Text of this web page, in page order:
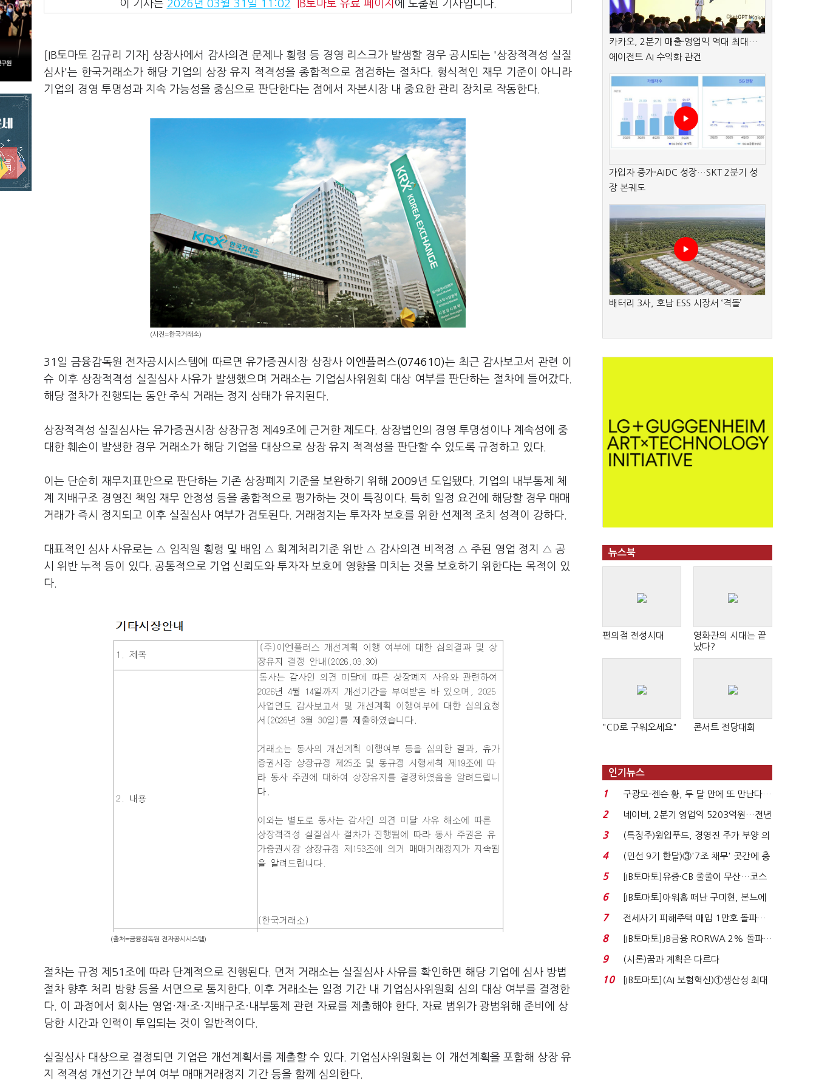
이 기사는 2026년 03월 31일 11:02 IB토마토 유료 페이지 에 노출된 기사입니다.
[IB토마토 김규리 기자] 상장사에서 감사의견 문제나 횡령 등 경영 리스크가 발생할 경우 공시되는 '상장적격성 실질
심사'는 한국거래소가 해당 기업의 상장 유지 적격성을 종합적으로 점검하는 절차다. 형식적인 재무 기준이 아니라
기업의 경영 투명성과 지속 가능성을 중심으로 판단한다는 점에서 자본시장 내 중요한 관리 장치로 작동한다.
(사진=한국거래소)
31일 금융감독원 전자공시시스템에 따르면 유가증권시장 상장사 이엔플러스(074610)는 최근 감사보고서 관련 이
슈 이후 상장적격성 실질심사 사유가 발생했으며 거래소는 기업심사위원회 대상 여부를 판단하는 절차에 들어갔다.
해당 절차가 진행되는 동안 주식 거래는 정지 상태가 유지된다.
상장적격성 실질심사는 유가증권시장 상장규정 제49조에 근거한 제도다. 상장법인의 경영 투명성이나 계속성에 중
대한 훼손이 발생한 경우 거래소가 해당 기업을 대상으로 상장 유지 적격성을 판단할 수 있도록 규정하고 있다.
이는 단순히 재무지표만으로 판단하는 기존 상장폐지 기준을 보완하기 위해 2009년 도입됐다. 기업의 내부통제 체
계 지배구조 경영진 책임 재무 안정성 등을 종합적으로 평가하는 것이 특징이다. 특히 일정 요건에 해당할 경우 매매
거래가 즉시 정지되고 이후 실질심사 여부가 검토된다. 거래정지는 투자자 보호를 위한 선제적 조치 성격이 강하다.
대표적인 심사 사유로는 △ 임직원 횡령 및 배임 △ 회계처리기준 위반 △ 감사의견 비적정 △ 주된 영업 정지 △ 공
시 위반 누적 등이 있다. 공통적으로 기업 신뢰도와 투자자 보호에 영향을 미치는 것을 보호하기 위한다는 목적이 있
다.
(출처=금융감독원 전자공시시스템)
절차는 규정 제51조에 따라 단계적으로 진행된다. 먼저 거래소는 실질심사 사유를 확인하면 해당 기업에 심사 방법
절차 향후 처리 방향 등을 서면으로 통지한다. 이후 거래소는 일정 기간 내 기업심사위원회 심의 대상 여부를 결정한
다. 이 과정에서 회사는 영업·재·조·지배구조·내부통제 관련 자료를 제출해야 한다. 자료 범위가 광범위해 준비에 상
당한 시간과 인력이 투입되는 것이 일반적이다.
실질심사 대상으로 결정되면 기업은 개선계획서를 제출할 수 있다. 기업심사위원회는 이 개선계획을 포함해 상장 유
지 적격성 개선기간 부여 여부 매매거래정지 기간 등을 함께 심의한다.
카카오, 2분기 매출·영업익 역대 최대…
에이전트 AI 수익화 관건
가입자 증가·AIDC 성장…SKT 2분기 성
장 본궤도
배터리 3사, 호남 ESS 시장서 ‘격돌’
뉴스북
편의점 전성시대
영화관의 시대는 끝
났다?
"CD로 구워오세요" 콘서트 전당대회
인기뉴스
1
구광모-젠슨 황, 두 달 만에 또 만난다…
로봇·AI 등 논...
2
네이버, 2분기 영업익 5203억원…전년
비 0.2% 감소...
3
(특징주)윙입푸드, 경영진 주가 부양 의
지에 상한가...
4
(민선 9기 한달)③'7조 채무' 곳간에 충
격…추미애, 20년...
5
[IB토마토]유증·CB 줄줄이 무산…코스
닥 벌점 급증에 ...
6
[IB토마토]아워홈 떠난 구미현, 본느에
340억 베팅…가...
7
전세사기 피해주택 매입 1만호 돌파…
누적 피해자 4만2...
8
[IB토마토]JB금융 RORWA 2% 돌파…
실적 견인은 은행 ...
9 (시론)꿈과 계획은 다르다
10
[IB토마토](AI 보험혁신)①생산성 최대